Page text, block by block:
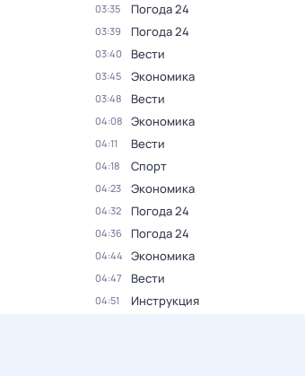
03:35 Погода 24
03:39 Погода 24
03:40 Вести
03:45 Экономика
03:48 Вести
04:08 Экономика
04:11 Вести
04:18 Спорт
04:23 Экономика
04:32 Погода 24
04:36 Погода 24
04:44 Экономика
04:47 Вести
04:51 Инструкция